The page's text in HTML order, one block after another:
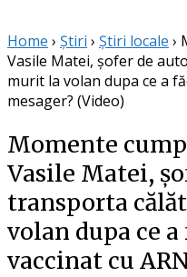
Home › Știri › Știri locale ›
Vasile Matei, șofer de
murit la volan dupa ce a
mesager? (Video)
Momente
Vasile Matei,
transporta
volan dupa ce
vaccinat cu